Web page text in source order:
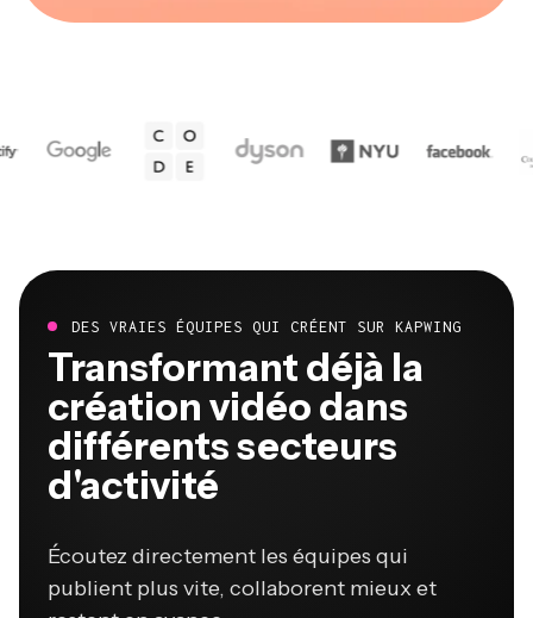
Transformant déjà la
création vidéo dans
différents secteurs
d'activité
publient plus vite, collaborent mieux et
restent en avance.